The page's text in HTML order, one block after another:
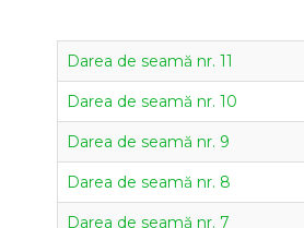
Darea de seamă nr. 11
Darea de seamă nr. 10
Darea de seamă nr. 9
Darea de seamă nr. 8
Darea de seamă nr. 7